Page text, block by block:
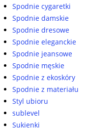
Spodnie cygaretki
Spodnie damskie
Spodnie dresowe
Spodnie eleganckie
Spodnie jeansowe
Spodnie męskie
Spodnie z ekoskóry
Spodnie z materiału
Styl ubioru
sublevel
Sukienki